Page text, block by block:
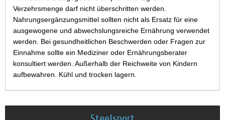
Verzehrsmenge darf nicht überschritten werden.
Nahrungsergänzungsmittel sollten nicht als Ersatz für eine
ausgewogene und abwechslungsreiche Ernährung verwendet
werden. Bei gesundheitlichen Beschwerden oder Fragen zur
Einnahme sollte ein Mediziner oder Ernährungsberater
konsultiert werden. Außerhalb der Reichweite von Kindern
aufbewahren. Kühl und trocken lagern.